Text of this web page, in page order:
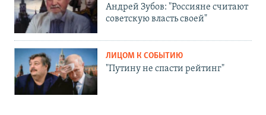
Андрей Зубов: "Россияне считают
советскую власть своей"
ЛИЦОМ К СОБЫТИЮ
"Путину не спасти рейтинг"